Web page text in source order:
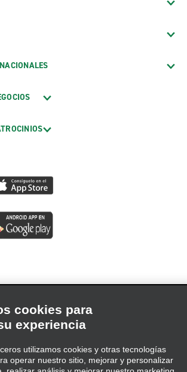
de uso
Política de privacidad
cookies para
experiencia
utilizamos cookies y otras tecnologías
operar nuestro sitio, mejorar y personalizar